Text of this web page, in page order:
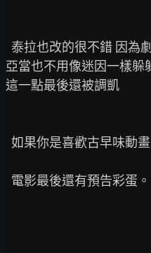
亞當也不用像迷因一樣躲
這一點最後還被調凱